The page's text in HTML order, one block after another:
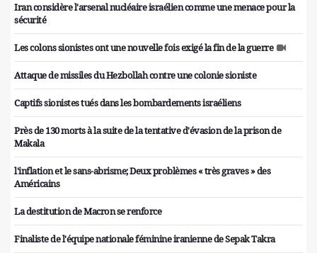
Iran considère l'arsenal nucléaire israélien comme une menace pour la
sécurité
Les colons sionistes ont une nouvelle fois exigé la fin de la guerre
Attaque de missiles du Hezbollah contre une colonie sioniste
Captifs sionistes tués dans les bombardements israéliens
Près de 130 morts à la suite de la tentative d'évasion de la prison de
Makala
l'inflation et le sans-abrisme; Deux problèmes « très graves » des
Américains
La destitution de Macron se renforce
Finaliste de l'équipe nationale féminine iranienne de Sepak Takra